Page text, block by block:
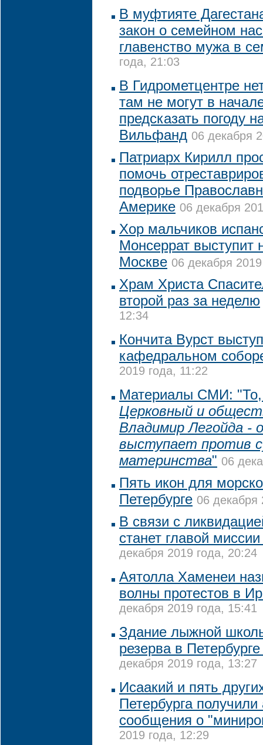
В муфтияте
закон о семейном
главенство мужа в
года, 21:03
В Гидрометцентре
там не могут в
предсказать погоду
Вильфанд 06 декабря
Патриарх Кирилл
помочь
подворье
Америке 06 декабря
Хор мальчиков
Монсеррат выступит
Москве 06 декабря
Храм Христа
второй раз за неделю
12:34
Кончита Вурст
кафедральном
2019 года, 11:22
Материалы СМИ: "То,
Церковный и
Владимир Легойда -
выступает против
материнства" 06
Пять икон для
Петербурге 06 декабря
В связи с
станет главой
декабря 2019 года, 20:24
Аятолла Хаменеи
волны протестов в
декабря 2019 года, 15:41
Здание лыжной
резерва в
декабря 2019 года, 13:27
Исаакий и пять
Петербурга
сообщения о
2019 года, 12:29